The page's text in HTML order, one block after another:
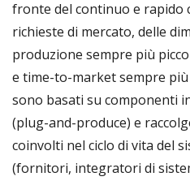
fronte del continuo e rapido
richieste di mercato, delle
produzione sempre più
e time-to-market sempre
sono basati su componenti
(plug-and-produce) e
coinvolti nel ciclo di vita del
(fornitori, integratori di